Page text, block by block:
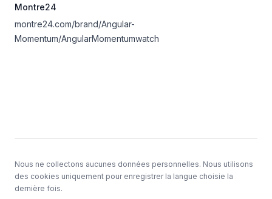
Montre24
montre24.com/brand/Angular-
Momentum/AngularMomentumwatch
Nous ne collectons aucunes données personnelles. Nous utilisons
des cookies uniquement pour enregistrer la langue choisie la
dernière fois.